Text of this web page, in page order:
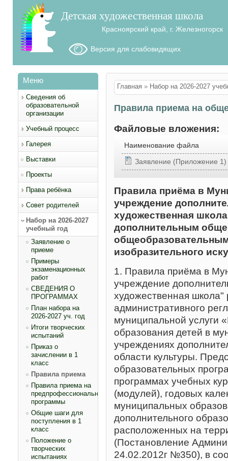
Детская художественная школа
Красноярский край, г. Железногорск
Версия для слабовидящих
Меню
Сведения об
образовательной
организации
Учебный процесс
Галерея
Выставки
Проекты
Права ребёнка
Совет родителей
Набор на 2026-2027
учебный год
Заявление о
приеме
Примеры
экзаменационных
работ
СВЕДЕНИЯ О
ПРОГРАММАХ
План набора на
2026-2027 уч. год
Итоги творческих
испытаний
Приказ о
зачислении в 1
класс
Правила приема
Правила приема на
предпрофессиональные
программы
Общие шаги для
поступления в 1
класс
Положение о
творческих
испытаниях
Вы здесь
Главная » Набор на 2026-2027
Правила приема на
Файловые вложения:
Наименование файла
Заявление (Приложение 1)
Правила приёма в
учреждение
художественная
дополнительным
изобразительного
1. Правила приёма в
учреждение
художественная
административного
муниципальной услуги
образования детей в
учреждениях
области культуры.
образовательных
программах учебных
(модулей), годовых
муниципальных
дополнительного
расположенных на
(Постановление
24.02.2012г №350), в